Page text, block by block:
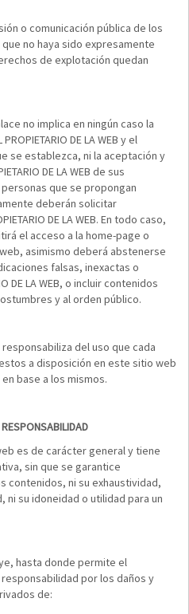
o comunicación pública de los
no haya sido expresamente
de explotación quedan
no implica en ningún caso la
DE LA WEB y el
se establezca, ni la aceptación y
DE LA WEB de sus
que se propongan
deberán solicitar
DE LA WEB. En todo caso,
el acceso a la home-page o
asimismo deberá abstenerse
falsas, inexactas o
DE LA WEB, o incluir contenidos
y al orden público.
responsabiliza del uso que cada
a disposición en este sitio web
base a los mismos.
es de carácter general y tiene
sin que se garantice
contenidos, ni su exhaustividad,
su idoneidad o utilidad para un
hasta donde permite el
por los daños y
de: